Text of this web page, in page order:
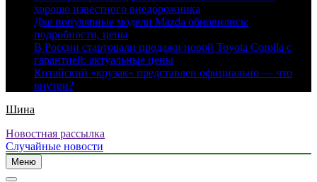
хорошо известного внедорожника
Две популярные модели Mazda обновились:
подробности, цены
В России стартовали продажи новой Toyota Corolla с
гарантией: актуальные цены
Китайский «крузак» представлен официально — что
внутри?
Шина
Новостная рассылка
Случайные новости
Меню